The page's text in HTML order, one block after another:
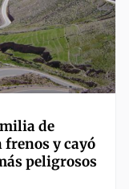
de
frenos y cayó
peligrosos